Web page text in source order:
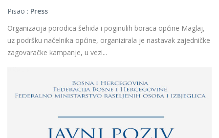
Pisao : Press
Organizacija porodica šehida i poginulih boraca općine Maglaj,
uz podršku načelnika općine, organizirala je nastavak zajedničke
zagovaračke kampanje, u vezi...
Više...